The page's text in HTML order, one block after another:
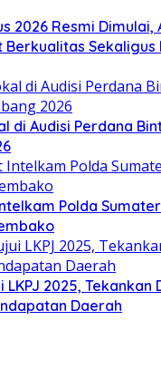
2026 Resmi Dimulai,
Berkualitas Sekaligus
di Audisi Perdana
Polda
LKPJ 2025, Tekankan
Daerah